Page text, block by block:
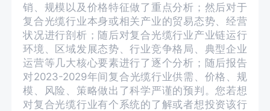
销、规模以及价格特征做了重点分析；然后对于
复合光缆行业本身或相关产业的贸易态势、经营
状况进行剖析；随后对复合光缆行业产业链运行
环境、区域发展态势、行业竞争格局、典型企业
运营等几大核心要素进行了逐个分析；随后报告
对2023-2029年间复合光缆行业供需、价格、规
模、风险、策略做出了科学严谨的预判。您若想
对复合光缆行业有个系统的了解或者想投资该行